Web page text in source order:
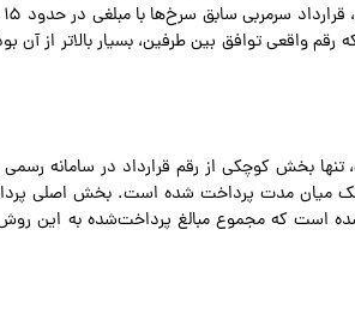
واقعی توافق بین طرفین، بسیار بالاتر از آن
بخش کوچکی از رقم قرارداد در سامانه
میان مدت پرداخت شده است. بخش اصلی
است که مجموع مبالغ پرداخت‌شده به این